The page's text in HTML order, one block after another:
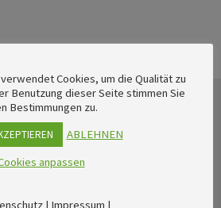
Cookies, um die Qualität zu
Benutzung dieser Seite stimmen Sie
Bestimmungen zu.
ABLEHNEN
anpassen
| Impressum |